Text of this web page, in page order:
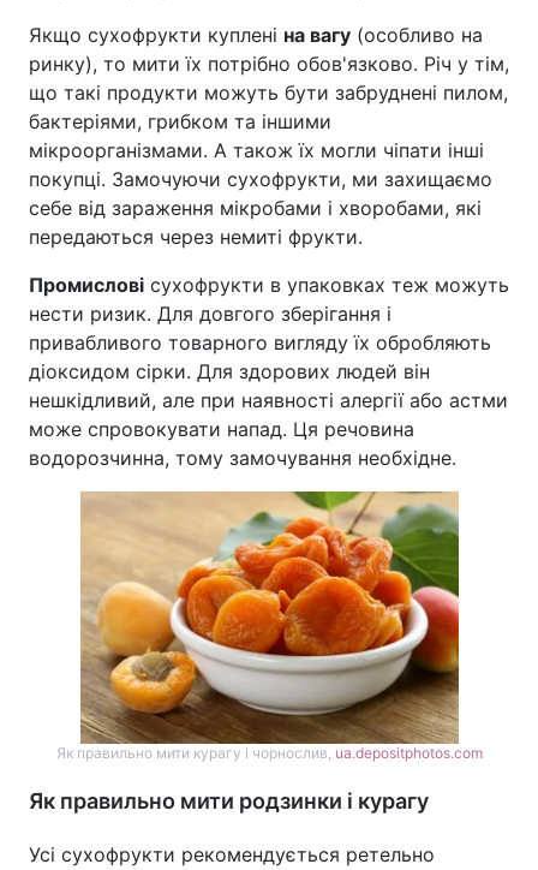
Якщо сухофрукти куплені на вагу (особливо на
ринку), то мити їх потрібно обов'язково. Річ у тім,
що такі продукти можуть бути забруднені пилом,
бактеріями, грибком та іншими
мікроорганізмами. А також їх могли чіпати інші
покупці. Замочуючи сухофрукти, ми захищаємо
себе від зараження мікробами і хворобами, які
передаються через немиті фрукти.
Промислові сухофрукти в упаковках теж можуть
нести ризик. Для довгого зберігання і
привабливого товарного вигляду їх обробляють
діоксидом сірки. Для здорових людей він
нешкідливий, але при наявності алергії або астми
може спровокувати напад. Ця речовина
водорозчинна, тому замочування необхідне.
Як правильно мити курагу і чорнослив, ua.depositphotos.com
Як правильно мити родзинки і курагу
Усі сухофрукти рекомендується ретельно